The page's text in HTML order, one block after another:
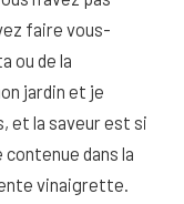
faire vous-
ou de la
jardin et je
et la saveur est si
dans la
vinaigrette.